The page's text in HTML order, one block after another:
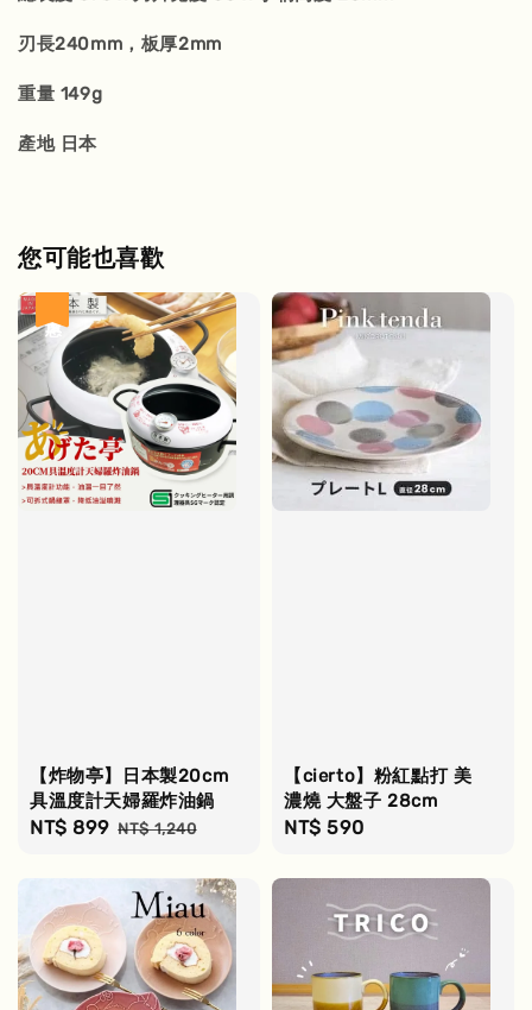
刃長240mm，板厚2mm
重量 149g
產地 日本
您可能也喜歡
【炸物亭】日本製20cm
具溫度計天婦羅炸油鍋
Sale
NT$ 899 Regular
NT$ 1,240
【cierto】粉紅點打 美
濃燒 大盤子 28cm
Regular
NT$ 590